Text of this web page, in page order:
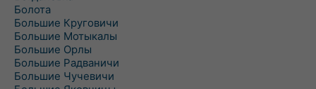
Болота
Большие Круговичи
Большие Мотыкалы
Большие Орлы
Большие Радваничи
Большие Чучевичи